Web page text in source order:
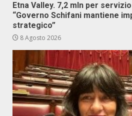
Etna Valley. 7,2 mln per
“Governo Schifani mantiene
strategico”
8 Agosto 2026